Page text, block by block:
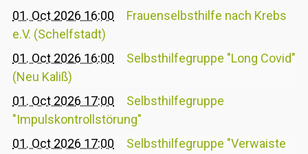
01. Oct 2026 16:00
Frauenselbsthilfe nach Krebs
e.V. (Schelfstadt)
01. Oct 2026 16:00
Selbsthilfegruppe "Long Covid"
(Neu Kaliß)
01. Oct 2026 17:00
Selbsthilfegruppe
"Impulskontrollstörung"
01. Oct 2026 17:00
Selbsthilfegruppe "Verwaiste